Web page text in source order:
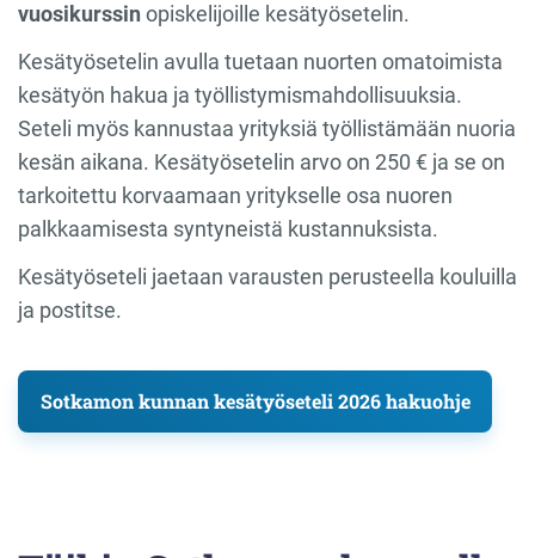
vuosikurssin opiskelijoille kesätyösetelin.
Kesätyösetelin avulla tuetaan nuorten omatoimista
kesätyön hakua ja työllistymismahdollisuuksia.
Seteli myös kannustaa yrityksiä työllistämään nuoria
kesän aikana. Kesätyösetelin arvo on 250 € ja se on
tarkoitettu korvaamaan yritykselle osa nuoren
palkkaamisesta syntyneistä kustannuksista.
Kesätyöseteli jaetaan varausten perusteella kouluilla
ja postitse.
Sotkamon kunnan kesätyöseteli 2026 hakuohje